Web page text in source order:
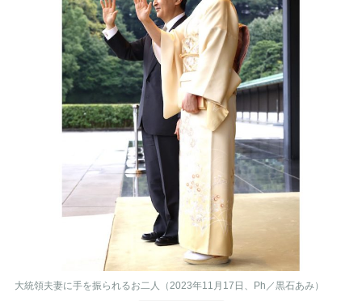
大統領夫妻に手を振られるお二人（2023年11月17日、Ph／黒石あみ）